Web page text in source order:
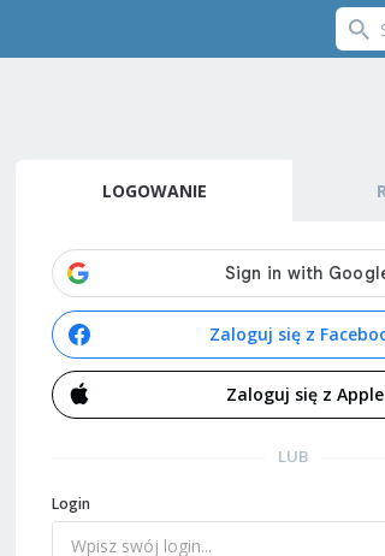
LOGOWANIE
Zaloguj się z
Zaloguj się z Apple
LUB
Login